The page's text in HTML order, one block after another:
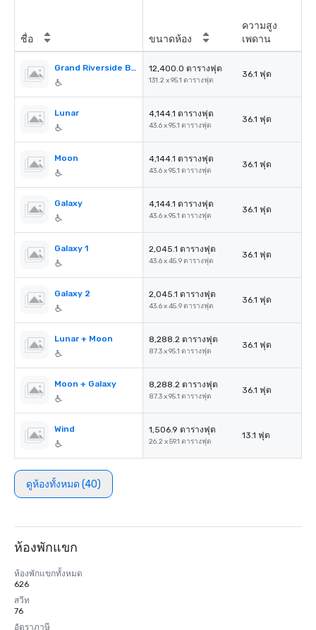
ชื่อ ขนาดห้อง
ความสูง
เพดาน
Grand Riverside Ballroom 12,400.0 ตารางฟุต
131.2 x 95.1 ตารางฟุต
36.1 ฟุต
Lunar 4,144.1 ตารางฟุต
43.6 x 95.1 ตารางฟุต
36.1 ฟุต
Moon 4,144.1 ตารางฟุต
43.6 x 95.1 ตารางฟุต
36.1 ฟุต
Galaxy 4,144.1 ตารางฟุต
43.6 x 95.1 ตารางฟุต
36.1 ฟุต
Galaxy 1 2,045.1 ตารางฟุต
43.6 x 45.9 ตารางฟุต
36.1 ฟุต
Galaxy 2 2,045.1 ตารางฟุต
43.6 x 45.9 ตารางฟุต
36.1 ฟุต
Lunar + Moon 8,288.2 ตารางฟุต
87.3 x 95.1 ตารางฟุต
36.1 ฟุต
Moon + Galaxy 8,288.2 ตารางฟุต
87.3 x 95.1 ตารางฟุต
36.1 ฟุต
Wind 1,506.9 ตารางฟุต
26.2 x 59.1 ตารางฟุต
13.1 ฟุต
ดูห้องทั้งหมด (40)
ห้องพักแขก
ห้องพักแขกทั้งหมด
626
สวีท
76
อัตราภาษี